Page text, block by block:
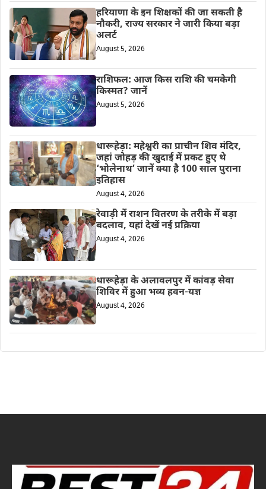
हरियाणा के इन शिक्षकों की जा सकती है
नौकरी, राज्य सरकार ने जारी किया बड़ा
अलर्ट
August 5, 2026
राशिफल: आज किस राशि की चमकेगी
किस्मत? जानें
August 5, 2026
धारूहेड़ा: महेश्वरी का प्राचीन शिव मंदिर,
जहां जोहड़ की खुदाई में प्रकट हुए थे
‘भोलेनाथ’ जानें क्या है 100 साल पुराना
इतिहास
August 4, 2026
रेवाड़ी में राशन वितरण के तरीके में बड़ा
बदलाव, यहां देखें नई प्रक्रिया
August 4, 2026
धारूहेड़ा के अलावलपुर में कांवड़ सेवा
शिविर में हुआ भव्य हवन-यज्ञ
August 4, 2026